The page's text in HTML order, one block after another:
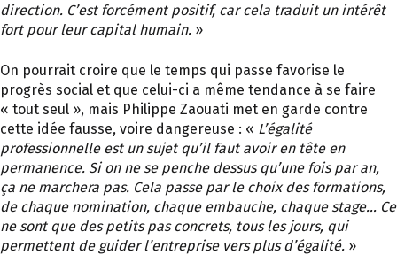
direction. C’est forcément positif, car cela traduit un intérêt
fort pour leur capital humain. »
On pourrait croire que le temps qui passe favorise le
progrès social et que celui-ci a même tendance à se faire
« tout seul », mais Philippe Zaouati met en garde contre
cette idée fausse, voire dangereuse : « L’égalité
professionnelle est un sujet qu’il faut avoir en tête en
permanence. Si on ne se penche dessus qu’une fois par an,
ça ne marchera pas. Cela passe par le choix des formations,
de chaque nomination, chaque embauche, chaque stage… Ce
ne sont que des petits pas concrets, tous les jours, qui
permettent de guider l’entreprise vers plus d’égalité. »